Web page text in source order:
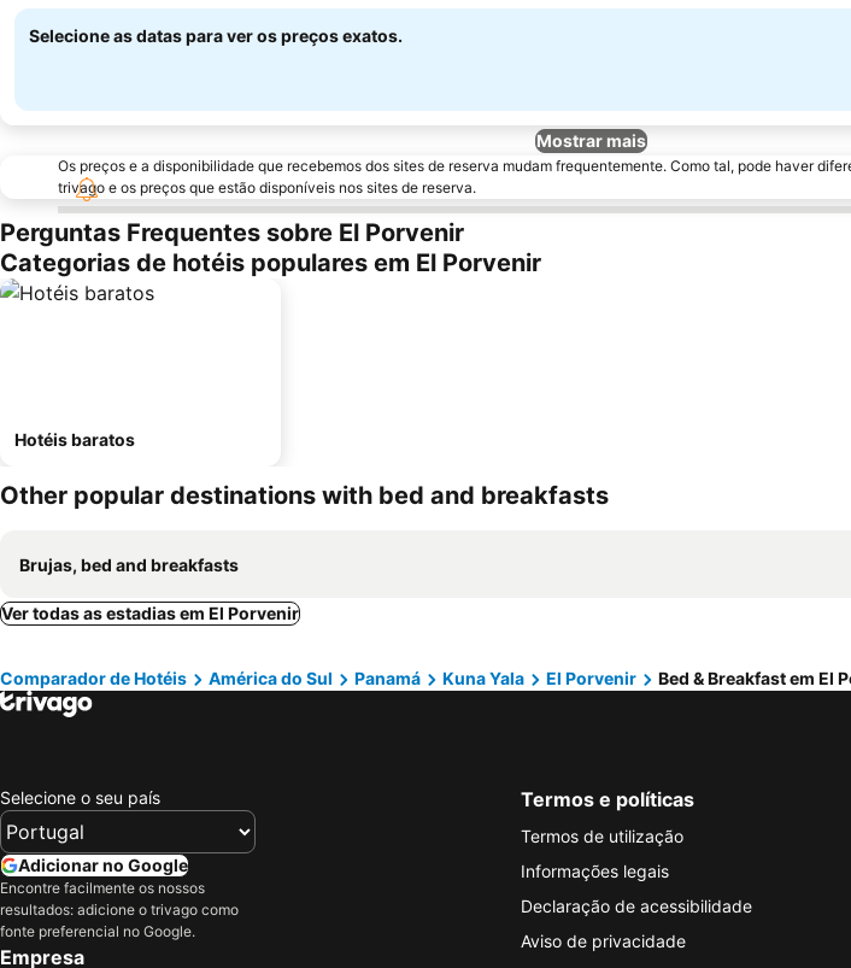
Selecione as datas para ver os preços exatos.
Mostrar mais
Os preços e a disponibilidade que recebemos dos sites de reserva mudam frequentemente. Como tal, pode haver
trivago e os preços que estão disponíveis nos sites de reserva.
Perguntas Frequentes sobre El Porvenir
Categorias de hotéis populares em El Porvenir
Hotéis baratos
Other popular destinations with bed and breakfasts
Brujas, bed and breakfasts
Ver todas as estadias em El Porvenir
Comparador de Hotéis América do Sul Panamá Kuna Yala El Porvenir Bed & Breakfast em El
Selecione o seu país
Adicionar no Google
Encontre facilmente os nossos
resultados: adicione o trivago como
fonte preferencial no Google.
Empresa
Termos e políticas
Termos de utilização
Informações legais
Declaração de acessibilidade
Aviso de privacidade